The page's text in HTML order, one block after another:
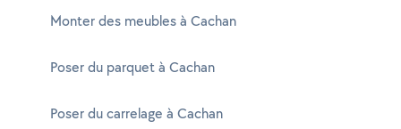
Monter des meubles à Cachan
Poser du parquet à Cachan
Poser du carrelage à Cachan